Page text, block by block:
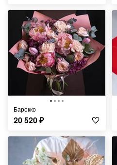
Барокко
20 520₽